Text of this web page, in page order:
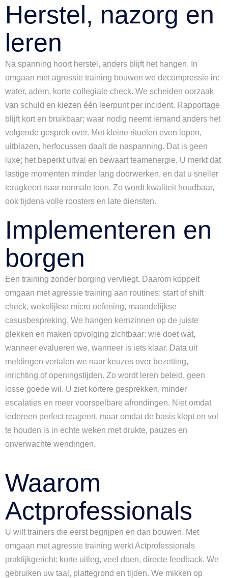
Herstel, nazorg en
leren
Na spanning hoort herstel, anders blijft het hangen. In
omgaan met agressie training bouwen we decompressie in:
water, adem, korte collegiale check. We scheiden oorzaak
van schuld en kiezen één leerpunt per incident. Rapportage
blijft kort en bruikbaar; waar nodig neemt iemand anders het
volgende gesprek over. Met kleine rituelen even lopen,
uitblazen, herfocussen daalt de naspanning. Dat is geen
luxe; het beperkt uitval en bewaart teamenergie. U merkt dat
lastige momenten minder lang doorwerken, en dat u sneller
terugkeert naar normale toon. Zo wordt kwaliteit houdbaar,
ook tijdens volle roosters en late diensten.
Implementeren en
borgen
Een training zonder borging vervliegt. Daarom koppelt
omgaan met agressie training aan routines: start of shift
check, wekelijkse micro oefening, maandelijkse
casusbespreking. We hangen kernzinnen op de juiste
plekken en maken opvolging zichtbaar: wie doet wat,
wanneer evalueren we, wanneer is iets klaar. Data uit
meldingen vertalen we naar keuzes over bezetting,
inrichting of openingstijden. Zo wordt leren beleid, geen
losse goede wil. U ziet kortere gesprekken, minder
escalaties en meer voorspelbare afrondingen. Niet omdat
iedereen perfect reageert, maar omdat de basis klopt en vol
te houden is in echte weken met drukte, pauzes en
onverwachte wendingen.
Waarom
Actprofessionals
U wilt trainers die eerst begrijpen en dan bouwen. Met
omgaan met agressie training werkt Actprofessionals
praktijkgericht: korte uitleg, veel doen, directe feedback. We
gebruiken uw taal, plattegrond en tijden. We mikken op